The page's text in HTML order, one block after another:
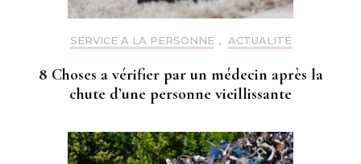
SERVICE A LA PERSONNE , ACTUALITÉ
8 Choses a vérifier par un médecin après la
chute d’une personne vieillissante